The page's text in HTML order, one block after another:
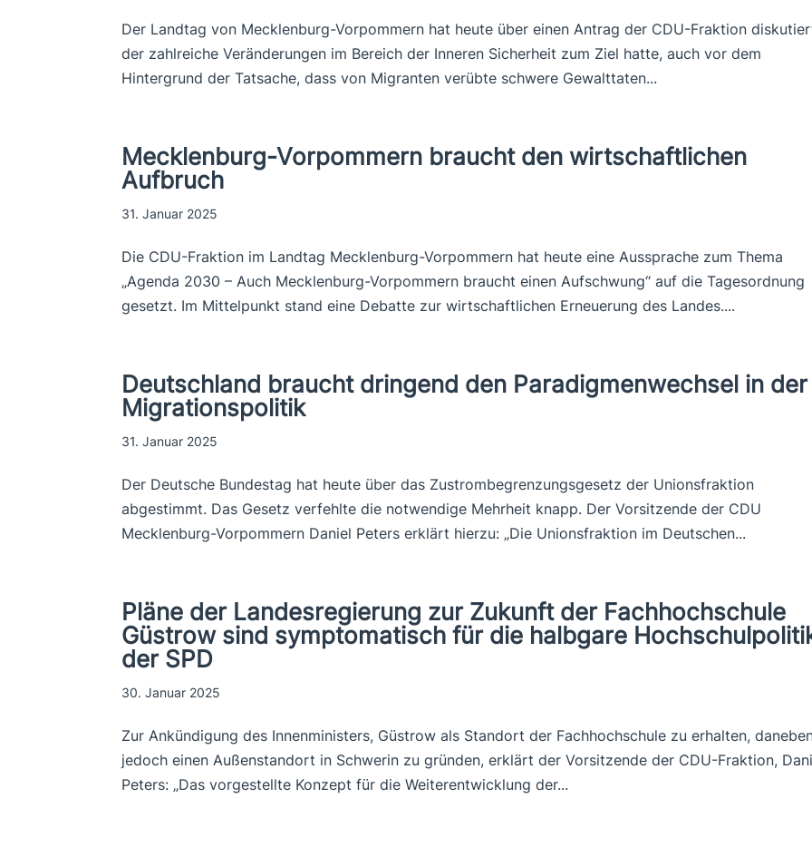
Der Landtag von Mecklenburg-Vorpommern hat heute über einen Antrag der CDU-Fraktion
der zahlreiche Veränderungen im Bereich der Inneren Sicherheit zum Ziel hatte, auch vor dem
Hintergrund der Tatsache, dass von Migranten verübte schwere Gewalttaten...
Mecklenburg-Vorpommern braucht den wirtschaftlichen
Aufbruch
31. Januar 2025
Die CDU-Fraktion im Landtag Mecklenburg-Vorpommern hat heute eine Aussprache zum Thema
„Agenda 2030 – Auch Mecklenburg-Vorpommern braucht einen Aufschwung“ auf die Tagesordnung
gesetzt. Im Mittelpunkt stand eine Debatte zur wirtschaftlichen Erneuerung des Landes....
Deutschland braucht dringend den Paradigmenwechsel in der
Migrationspolitik
31. Januar 2025
Der Deutsche Bundestag hat heute über das Zustrombegrenzungsgesetz der Unionsfraktion
abgestimmt. Das Gesetz verfehlte die notwendige Mehrheit knapp. Der Vorsitzende der CDU
Mecklenburg-Vorpommern Daniel Peters erklärt hierzu: „Die Unionsfraktion im Deutschen...
Pläne der Landesregierung zur Zukunft der Fachhochschule
Güstrow sind symptomatisch für die halbgare
der SPD
30. Januar 2025
Zur Ankündigung des Innenministers, Güstrow als Standort der Fachhochschule zu erhalten,
jedoch einen Außenstandort in Schwerin zu gründen, erklärt der Vorsitzende der CDU-Fraktion,
Peters: „Das vorgestellte Konzept für die Weiterentwicklung der...